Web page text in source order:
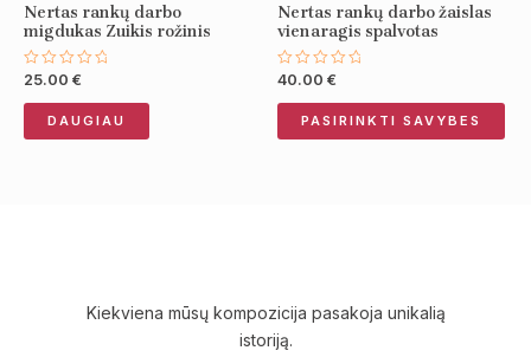
Nertas rankų darbo
migdukas Zuikis rožinis
Įvertinimas:
iš
25.00 €
DAUGIAU
Nertas rankų darbo žaislas
vienaragis spalvotas
Įvertinimas:
iš
40.00 €
PASIRINKTI SAVYBES
Kiekviena mūsų kompozicija pasakoja unikalią
istoriją.